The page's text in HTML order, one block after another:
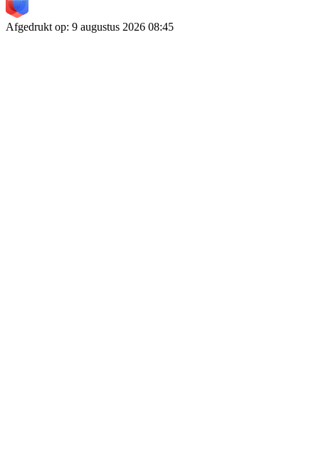
Afgedrukt op: 9 augustus 2026 08:45